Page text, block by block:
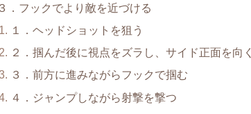
３．フックでより敵を近づける
１．ヘッドショットを狙う
２．掴んだ後に視点をズラし、サイド正面を向く
３．前方に進みながらフックで掴む
４．ジャンプしながら射撃を撃つ